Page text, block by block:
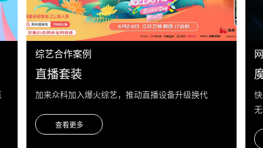
综艺合作案例
直播套装
加来众科加入爆火综艺，推动直播设备升级换代